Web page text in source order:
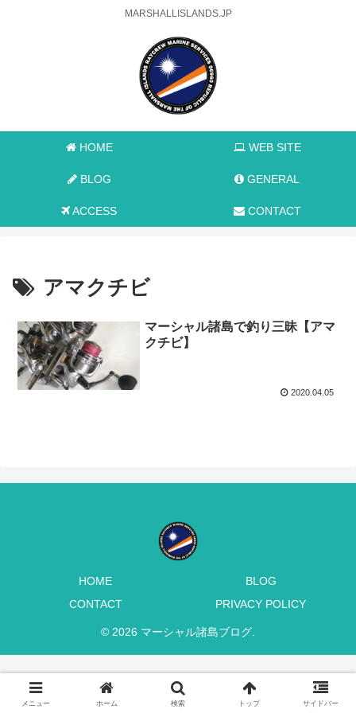
MARSHALLISLANDS.JP
HOME WEB SITE
BLOG GENERAL
ACCESS CONTACT
アマクチビ
マーシャル諸島で釣り三昧【アマ
クチビ】
2020.04.05
HOME
BLOG
CONTACT
PRIVACY POLICY
© 2026 マーシャル諸島ブログ.
メニュー ホーム 検索 トップ サイドバー